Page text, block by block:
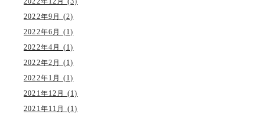
2022年9月 (2)
2022年6月 (1)
2022年4月 (1)
2022年2月 (1)
2022年1月 (1)
2021年12月 (1)
2021年11月 (1)